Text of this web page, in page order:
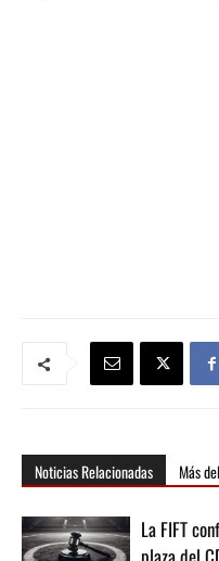
Noticias Relacionadas Más
La FIFT